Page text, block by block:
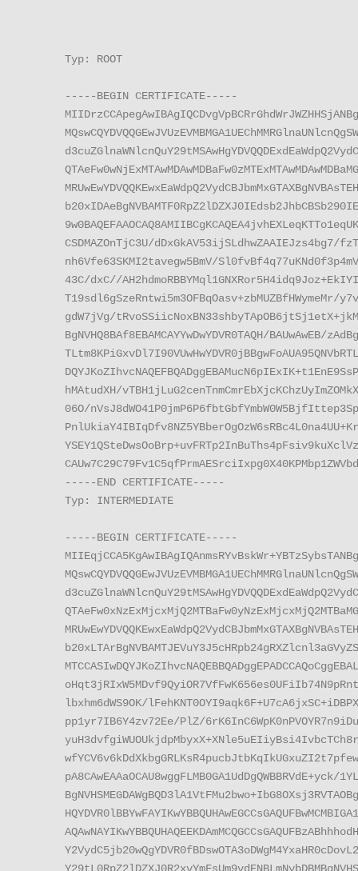
Typ: ROOT
-----BEGIN CERTIFICATE-----
CSDMAZOnTjC3U/dDxGkAV53ijSLdhwZAAIEJzs4bg7/
nh6Vfe63SKMI2tavegw5BmV/
43C/dxC//
T19sdl6gSzeRntwi5m3OFBqOasv+zbMUZBfHWymeMr/
gdW7jVg/
BgNVHQ8BAf8EBAMCAYYwDwYDVR0TAQH/BAUwAwEB/
hMAtudXH/
06O/
-----END CERTIFICATE-----
Typ: INTERMEDIATE
-----BEGIN CERTIFICATE-----
lbxhm6dWS9OK/
pp1yr7IB6Y4zv72Ee/PlZ/
pA8CAwEAAaOCAU8wggFLMB0GA1UdDgQWBBRVdE+yck/